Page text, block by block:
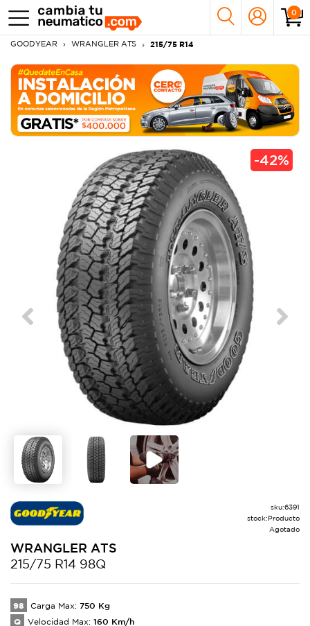
0
GOODYEAR WRANGLER ATS 215/75 R14
-42%
Previous Next
sku:6391
stock:Producto
Agotado
WRANGLER ATS
215/75 R14 98Q
98 Carga Max: 750 Kg
Q Velocidad Max: 160 Km/h